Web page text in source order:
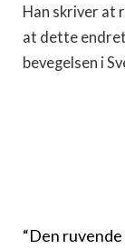
Han skriver at
at dette
bevegelsen i
“Den